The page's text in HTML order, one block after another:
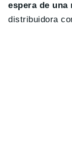
espera de una
distribuidora